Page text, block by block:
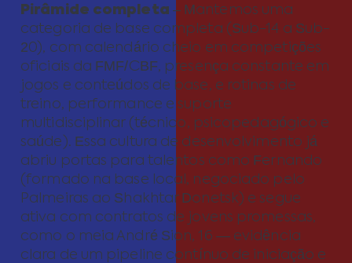
Pirâmide completa – Mantemos uma
categoria de base completa (Sub-14 a Sub-
20), com calendário cheio em competições
oficiais da FMF/CBF, presença constante em
jogos e conteúdos de base, e rotinas de
treino, performance e suporte
multidisciplinar (técnico, psicopedagógico e
saúde). Essa cultura de desenvolvimento já
abriu portas para talentos como Fernando
(formado na base local, negociado pelo
Palmeiras ao Shakhtar Donetsk) e segue
ativa com contratos de jovens promessas,
como o meia André Sion, 16 — evidência
clara de um pipeline contínuo de iniciação e